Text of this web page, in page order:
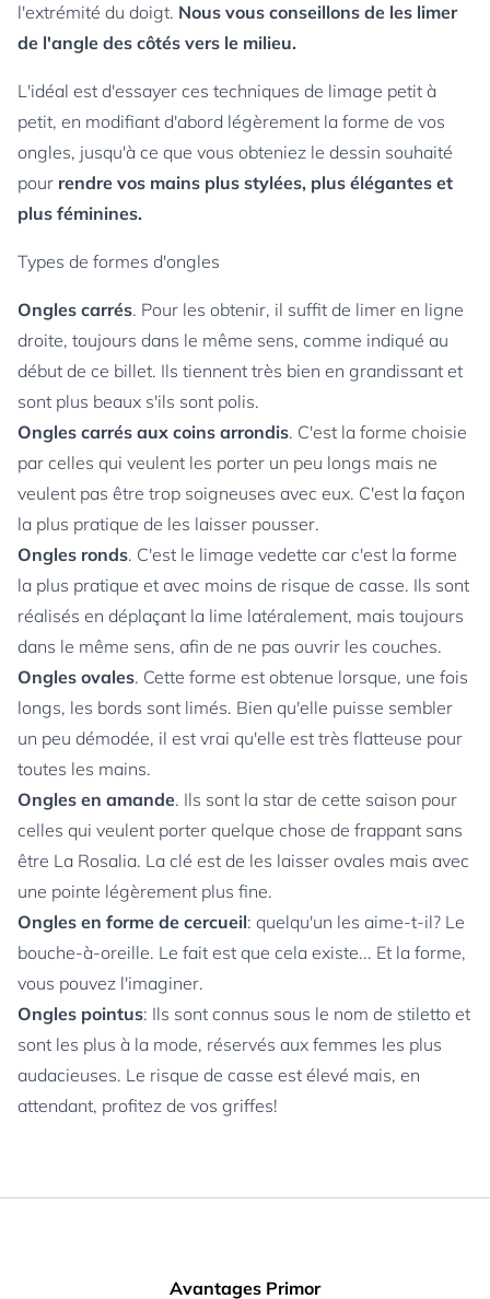
l'extrémité du doigt. Nous vous conseillons de les limer
de l'angle des côtés vers le milieu.
L'idéal est d'essayer ces techniques de limage petit à
petit, en modifiant d'abord légèrement la forme de vos
ongles, jusqu'à ce que vous obteniez le dessin souhaité
pour rendre vos mains plus stylées, plus élégantes et
plus féminines.
Types de formes d'ongles
Ongles carrés. Pour les obtenir, il suffit de limer en ligne
droite, toujours dans le même sens, comme indiqué au
début de ce billet. Ils tiennent très bien en grandissant et
sont plus beaux s'ils sont polis.
Ongles carrés aux coins arrondis. C'est la forme choisie
par celles qui veulent les porter un peu longs mais ne
veulent pas être trop soigneuses avec eux. C'est la façon
la plus pratique de les laisser pousser.
Ongles ronds. C'est le limage vedette car c'est la forme
la plus pratique et avec moins de risque de casse. Ils sont
réalisés en déplaçant la lime latéralement, mais toujours
dans le même sens, afin de ne pas ouvrir les couches.
Ongles ovales. Cette forme est obtenue lorsque, une fois
longs, les bords sont limés. Bien qu'elle puisse sembler
un peu démodée, il est vrai qu'elle est très flatteuse pour
toutes les mains.
Ongles en amande. Ils sont la star de cette saison pour
celles qui veulent porter quelque chose de frappant sans
être La Rosalia. La clé est de les laisser ovales mais avec
une pointe légèrement plus fine.
Ongles en forme de cercueil: quelqu'un les aime-t-il? Le
bouche-à-oreille. Le fait est que cela existe... Et la forme,
vous pouvez l'imaginer.
Ongles pointus: Ils sont connus sous le nom de stiletto et
sont les plus à la mode, réservés aux femmes les plus
audacieuses. Le risque de casse est élevé mais, en
attendant, profitez de vos griffes!
Avantages Primor